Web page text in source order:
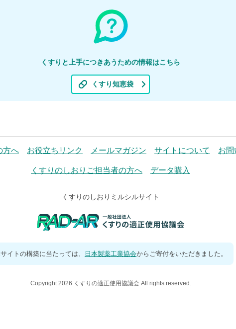
くすりと上手につきあうための情報はこちら
くすり知恵袋
方へ お役立ちリンク メールマガジン サイトについて お問
くすりのしおりご担当者の方へ データ購入
くすりのしおりミルシルサイト
イトの構築に当たっては、 日本製薬工業協会からご寄付をいただきました。
Copyright 2026 くすりの適正使用協議会 All rights reserved.